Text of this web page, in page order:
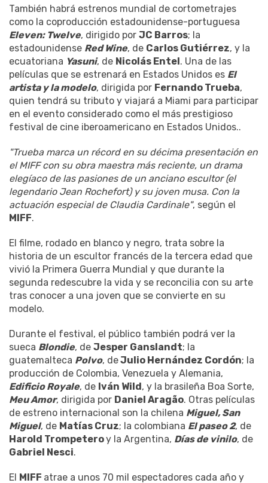
También habrá estrenos mundial de cortometrajes
como la coproducción estadounidense-portuguesa
Eleven: Twelve, dirigido por JC Barros; la
estadounidense Red Wine, de Carlos Gutiérrez, y la
ecuatoriana Yasuni, de Nicolás Entel. Una de las
películas que se estrenará en Estados Unidos es El
artista y la modelo, dirigida por Fernando Trueba,
quien tendrá su tributo y viajará a Miami para participar
en el evento considerado como el más prestigioso
festival de cine iberoamericano en Estados Unidos..
"Trueba marca un récord en su décima presentación en
el MIFF con su obra maestra más reciente, un drama
elegíaco de las pasiones de un anciano escultor (el
legendario Jean Rochefort) y su joven musa. Con la
actuación especial de Claudia Cardinale", según el
MIFF.
El filme, rodado en blanco y negro, trata sobre la
historia de un escultor francés de la tercera edad que
vivió la Primera Guerra Mundial y que durante la
segunda redescubre la vida y se reconcilia con su arte
tras conocer a una joven que se convierte en su
modelo.
Durante el festival, el público también podrá ver la
sueca Blondie, de Jesper Ganslandt; la
guatemalteca Polvo, deJulio Hernández Cordón; la
producción de Colombia, Venezuela y Alemania,
Edificio Royale, de Iván Wild, y la brasileña Boa Sorte,
Meu Amor, dirigida por Daniel Aragão. Otras películas
de estreno internacional son la chilena Miguel, San
Miguel, de Matías Cruz; la colombiana El paseo 2, de
Harold Trompeteroy la Argentina, Días de vinilo, de
Gabriel Nesci.
El MIFF atrae a unos 70 mil espectadores cada año y